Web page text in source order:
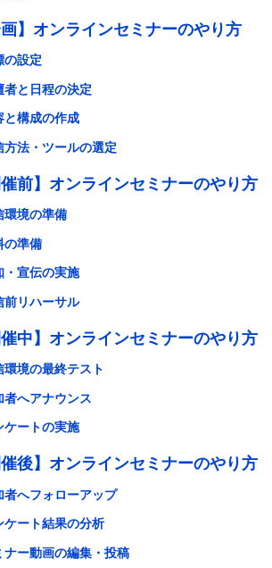
画】オンラインセミナーのやり方
の設定
者と日程の決定
と構成の作成
方法・ツールの選定
催前】オンラインセミナーのやり方
環境の準備
の準備
・宣伝の実施
前リハーサル
催中】オンラインセミナーのやり方
環境の最終テスト
者へアナウンス
ケートの実施
催後】オンラインセミナーのやり方
者へフォローアップ
ケート結果の分析
ナー動画の編集・投稿